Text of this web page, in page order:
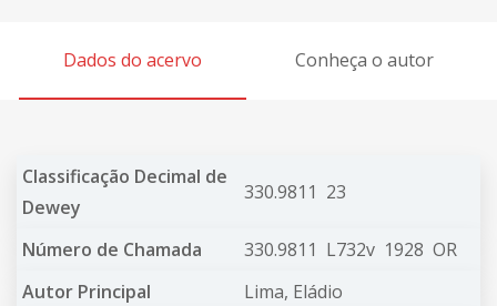
Dados do acervo Conheça o autor
Classificação Decimal de
Dewey
330.9811 23
Número de Chamada
330.9811 L732v 1928 OR
Autor Principal
Lima, Eládio